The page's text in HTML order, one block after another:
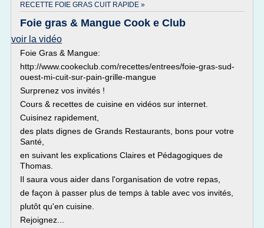
RECETTE FOIE GRAS CUIT RAPIDE »
Foie gras & Mangue Cook e Club
voir la vidéo
Foie Gras & Mangue:
http://www.cookeclub.com/recettes/entrees/foie-gras-sud-
ouest-mi-cuit-sur-pain-grille-mangue
Surprenez vos invités !
Cours & recettes de cuisine en vidéos sur internet.
Cuisinez rapidement,
des plats dignes de Grands Restaurants, bons pour votre
Santé,
en suivant les explications Claires et Pédagogiques de
Thomas.
Il saura vous aider dans l'organisation de votre repas,
de façon à passer plus de temps à table avec vos invités,
plutôt qu'en cuisine.
Rejoignez...